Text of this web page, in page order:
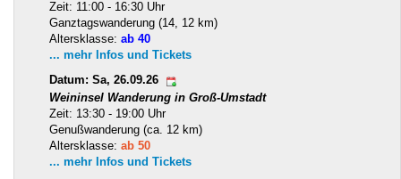
Zeit: 11:00 - 16:30 Uhr
Ganztagswanderung (14, 12 km)
Altersklasse: ab 40
... mehr Infos und Tickets
Datum: Sa, 26.09.26
Weininsel Wanderung in Groß-Umstadt
Zeit: 13:30 - 19:00 Uhr
Genußwanderung (ca. 12 km)
Altersklasse: ab 50
... mehr Infos und Tickets